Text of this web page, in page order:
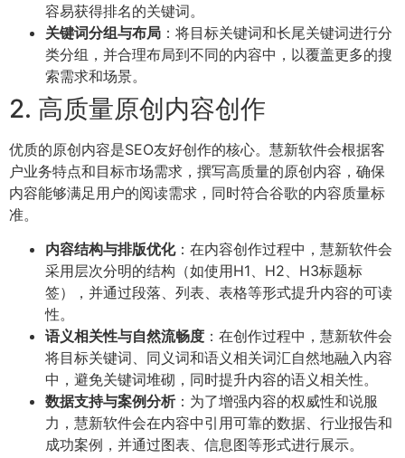
容易获得排名的关键词。
关键词分组与布局 ：将目标关键词和长尾关键词进行分
类分组，并合理布局到不同的内容中，以覆盖更多的搜
索需求和场景。
2. 高质量原创内容创作
优质的原创内容是SEO友好创作的核心。慧新软件会根据客
户业务特点和目标市场需求，撰写高质量的原创内容，确保
内容能够满足用户的阅读需求，同时符合谷歌的内容质量标
准。
内容结构与排版优化：在内容创作过程中，慧新软件会
采用层次分明的结构（如使用H1、H2、H3标题标
签），并通过段落、列表、表格等形式提升内容的可读
性。
语义相关性与自然流畅度 ：在创作过程中，慧新软件会
将目标关键词、同义词和语义相关词汇自然地融入内容
中，避免关键词堆砌，同时提升内容的语义相关性。
数据支持与案例分析：为了增强内容的权威性和说服
力，慧新软件会在内容中引用可靠的数据、行业报告和
成功案例，并通过图表、信息图等形式进行展示。